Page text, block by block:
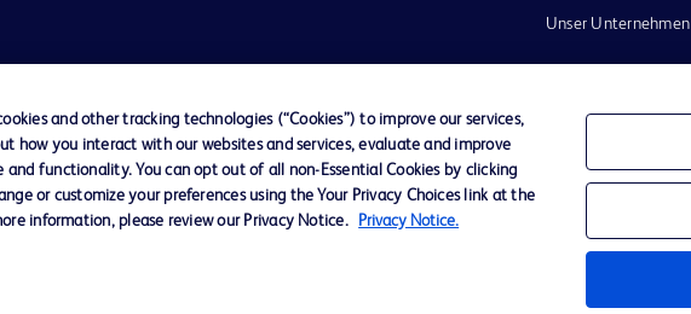
Unser Unternehmen
Einstellungen Datenschutz Nutzungsbedingungen
and other tracking technologies (“Cookies”) to improve our services,
how you interact with our websites and services, evaluate and improve
and functionality. You can opt out of all non-Essential Cookies by clicking
or customize your preferences using the Your Privacy Choices link at the
information, please review our Privacy Notice.
Privacy Notice.